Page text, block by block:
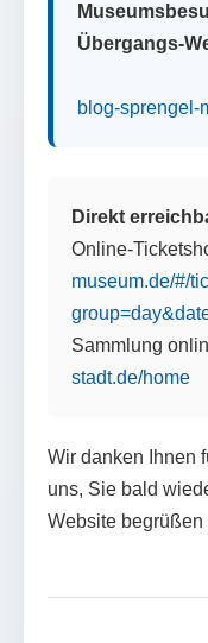
Übergangs-
blog-sprengel-
Direkt
Online-
museum.de/#/
Sammlung
stadt.de/home
Wir danken Ihnen
uns, Sie bald
Website begrüßen